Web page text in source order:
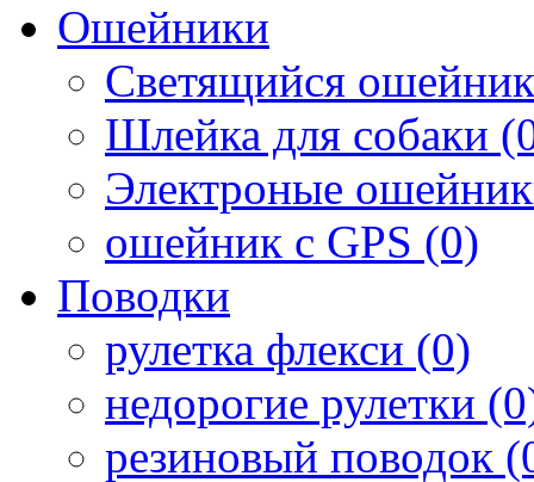
Ошейники
Светящийся
Шлейка для собаки
Электроные
ошейник с GPS (0)
Поводки
рулетка флекси (0)
недорогие рулетки
резиновый поводок